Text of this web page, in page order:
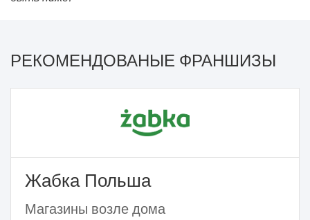
РЕКОМЕНДОВАНЫЕ ФРАНШИЗЫ
Жабка Польша
Магазины возле дома